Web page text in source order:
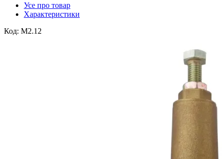
Усе про товар
Характеристики
Код: M2.12